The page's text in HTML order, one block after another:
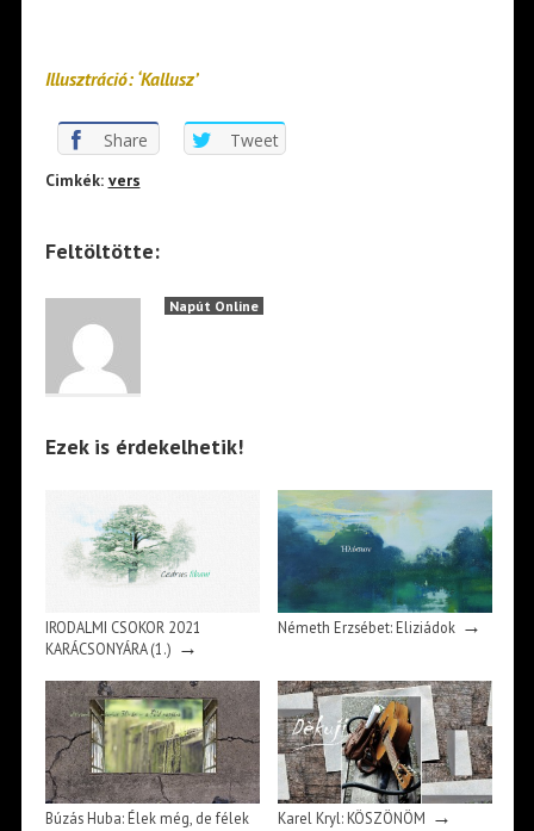
Illusztráció: ‘Kallusz’
Share Tweet
Cimkék: vers
Feltöltötte:
Napút Online
Ezek is érdekelhetik!
IRODALMI CSOKOR 2021
KARÁCSONYÁRA (1.) →
Németh Erzsébet: Eliziádok→
Búzás Huba: Élek még, de félek Karel Kryl: KÖSZÖNÖM →